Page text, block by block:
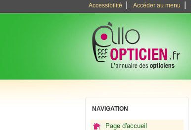
Accessibilité Accéder au menu
NAVIGATION
Page d'accueil